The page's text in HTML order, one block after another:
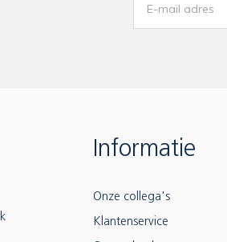
Informatie
Onze collega's
Klantenservice